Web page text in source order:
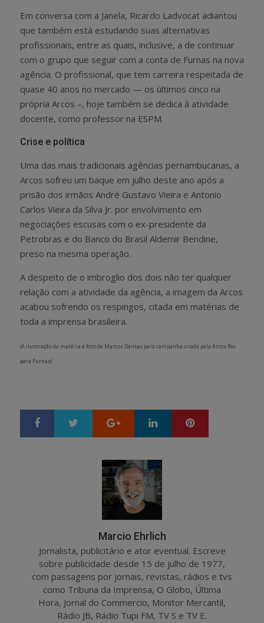
Em conversa com a Janela, Ricardo Ladvocat adiantou
que também está estudando suas alternativas
profissionais, entre as quais, inclusive, a de continuar
com o grupo que seguir com a conta de Furnas na nova
agência. O profissional, que tem carreira respeitada de
quase 40 anos no mercado — os últimos cinco na
própria Arcos –, hoje também se dedica à atividade
docente, como professor na ESPM.
Crise e política
Uma das mais tradicionais agências pernambucanas, a
Arcos sofreu um baque em julho deste ano após a
prisão dos irmãos André Gustavo Vieira e Antonio
Carlos Vieira da Silva Jr. por envolvimento em
negociações escusas com o ex-presidente da
Petrobras e do Banco do Brasil Aldemir Bendine,
preso na mesma operação.
A despeito de o imbroglio dos dois não ter qualquer
relação com a atividade da agência, a imagem da Arcos
acabou sofrendo os respingos, citada em matérias de
toda a imprensa brasileira.
(A ilustração da matéria é foto de Marcos Dantas para campanha criada pela Arcos Rio
para Furnas)
Google+ LinkedIn
Marcio Ehrlich
Jornalista, publicitário e ator eventual. Escreve
sobre publicidade desde 15 de julho de 1977,
com passagens por jornais, revistas, rádios e tvs
como Tribuna da Imprensa, O Globo, Última
Hora, Jornal do Commercio, Monitor Mercantil,
Rádio JB, Rádio Tupi FM, TV S e TV E.